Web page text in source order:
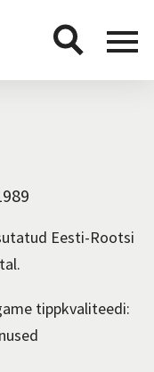
Menu
Eesti-Rootsi
tippkvaliteedi: